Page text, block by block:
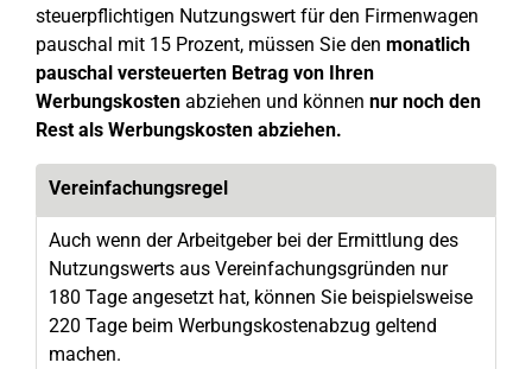
steuerpflichtigen Nutzungswert für den Firmenwagen
pauschal mit 15 Prozent, müssen Sie den monatlich
pauschal versteuerten Betrag von Ihren
Werbungskosten abziehen und können nur noch den
Rest als Werbungskosten abziehen.
Vereinfachungs­regel
Auch wenn der Arbeitgeber bei der Ermittlung des
Nutzungswerts aus Vereinfachungsgründen nur
180 Tage angesetzt hat, können Sie beispielsweise
220 Tage beim Werbungskostenabzug geltend
machen.